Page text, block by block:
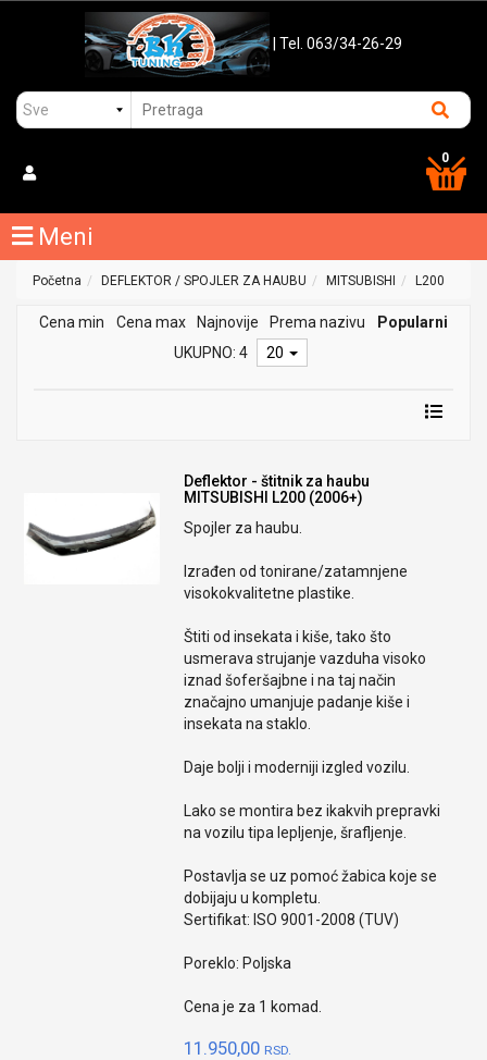
| Tel. 063/34-26-29
0
Meni
Početna DEFLEKTOR / SPOJLER ZA HAUBU MITSUBISHI L200
Cena min Cena max Najnovije Prema nazivu
Popularni
UKUPNO: 4
20
Deflektor - štitnik za haubu
MITSUBISHI L200 (2006+)
Spojler za haubu.
Izrađen od tonirane/zatamnjene
visokokvalitetne plastike.
Štiti od insekata i kiše, tako što
usmerava strujanje vazduha visoko
iznad šoferšajbne i na taj način
značajno umanjuje padanje kiše i
insekata na staklo.
Daje bolji i moderniji izgled vozilu.
Lako se montira bez ikakvih prepravki
na vozilu tipa lepljenje, šrafljenje.
Postavlja se uz pomoć žabica koje se
dobijaju u kompletu.
Sertifikat: ISO 9001-2008 (TUV)
Poreklo: Poljska
Cena je za 1 komad.
11.950,00 RSD.